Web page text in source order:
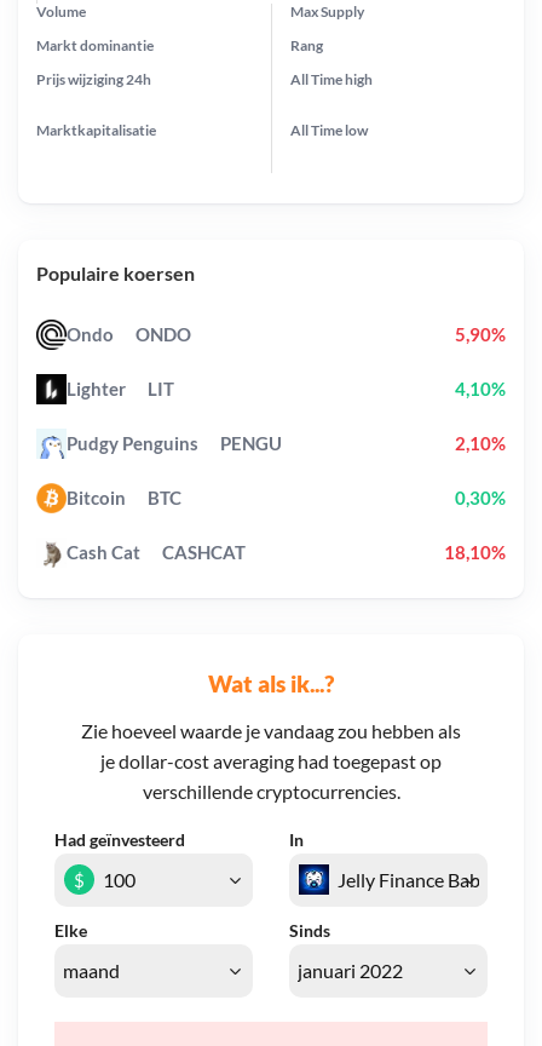
Wat als ik...?
Zie hoeveel waarde je vandaag zou hebben als
je dollar-cost averaging had toegepast op
verschillende cryptocurrencies.
Had geïnvesteerd In
Elke Sinds
$
Prijs wijziging 24h
Max Supply
Markt dominantie
Marktkapitalisatie
Volume
Rang
All Timehigh
All Time low
Populaire koersen
Ondo ONDO 5,90%
Lighter LIT 4,10%
Pudgy Penguins PENGU 2,10%
Bitcoin BTC 0,30%
Cash Cat CASHCAT 18,10%